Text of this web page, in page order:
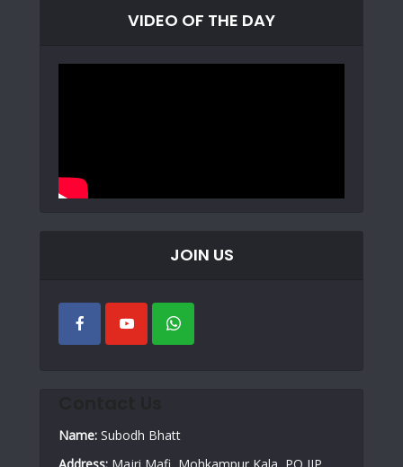
VIDEO OF THE DAY
JOIN US
Name: Subodh Bhatt
Address: Majri Mafi, Mohkampur Kala, PO IIP,